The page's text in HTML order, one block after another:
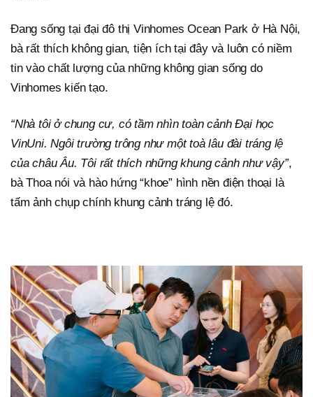
Đang sống tại đại đô thị Vinhomes Ocean Park ở Hà Nội,
bà rất thích không gian, tiện ích tại đây và luôn có niềm
tin vào chất lượng của những không gian sống do
Vinhomes kiến tạo.
“Nhà tôi ở chung cư, có tầm nhìn toàn cảnh Đại học
VinUni. Ngôi trường trông như một toà lâu đài tráng lệ
của châu Âu. Tôi rất thích những khung cảnh như vậy”,
bà Thoa nói và hào hứng “khoe” hình nền điện thoại là
tấm ảnh chụp chính khung cảnh tráng lệ đó.